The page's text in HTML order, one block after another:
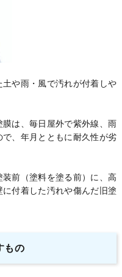
や雨・風で汚れが付着しや
は、毎日屋外で紫外線、雨
、年月とともに耐久性が劣
装前（塗料を塗る前）に、高
付着した汚れや傷んだ旧塗
もの